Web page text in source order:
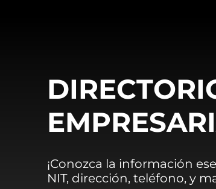
¡Conozca la información
NIT, dirección, teléfono, y